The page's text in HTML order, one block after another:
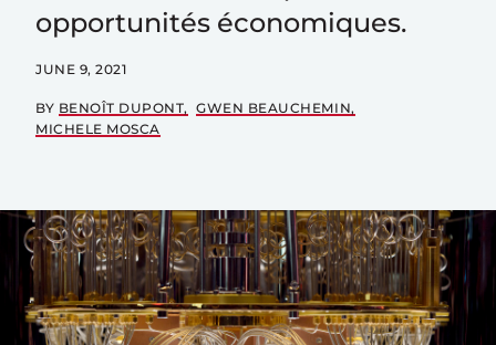
opportunités économiques.
JUNE 9, 2021
BY BENOÎT DUPONT
GWEN BEAUCHEMIN
MICHELE MOSCA